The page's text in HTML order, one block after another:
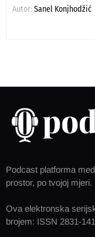
Autor: Sanel Konjhodžić
Podcast platforma
prostor, po tvojoj mjeri.
Ova elektronska
brojem: ISSN 2831-